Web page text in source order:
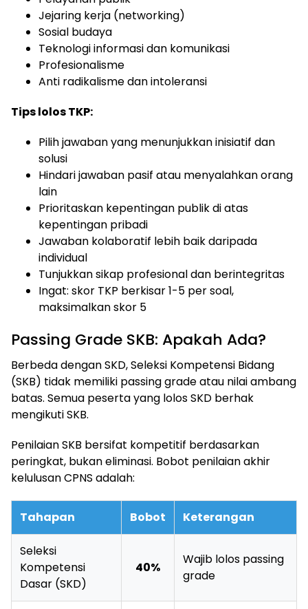
Jejaring kerja (networking)
Sosial budaya
Teknologi informasi dan komunikasi
Profesionalisme
Anti radikalisme dan intoleransi
Tips lolos TKP:
Pilih jawaban yang menunjukkan inisiatif dan
solusi
Hindari jawaban pasif atau menyalahkan orang
lain
Prioritaskan kepentingan publik di atas
kepentingan pribadi
Jawaban kolaboratif lebih baik daripada
individual
Tunjukkan sikap profesional dan berintegritas
Ingat: skor TKP berkisar 1-5 per soal,
maksimalkan skor 5
Passing Grade SKB: Apakah Ada?
Berbeda dengan SKD, Seleksi Kompetensi Bidang
(SKB) tidak memiliki passing grade atau nilai ambang
batas. Semua peserta yang lolos SKD berhak
mengikuti SKB.
Penilaian SKB bersifat kompetitif berdasarkan
peringkat, bukan eliminasi. Bobot penilaian akhir
kelulusan CPNS adalah:
Tahapan Bobot Keterangan
Seleksi
Kompetensi
Dasar (SKD)
40%
Wajib lolos passing
grade